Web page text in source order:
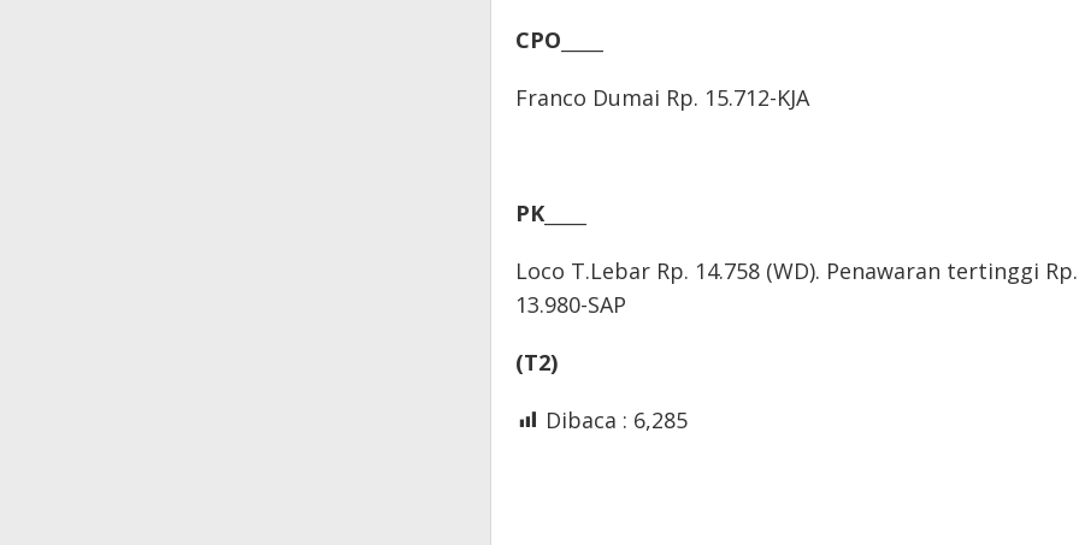
CPO_____
Franco Dumai Rp. 15.712-KJA
PK_____
Loco T.Lebar Rp. 14.758 (WD). Penawaran tertinggi Rp.
13.980-SAP
(T2)
Dibaca : 6,285